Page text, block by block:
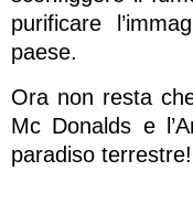
purificare
paese.
Ora non resta
Mc Donalds e
paradiso terrestre!